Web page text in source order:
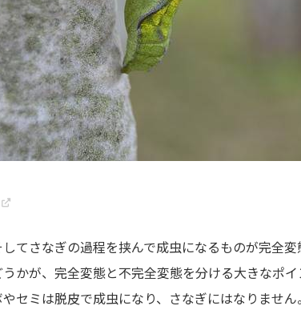
てさなぎの過程を挟んで成虫になるものが完全
かが、完全変態と不完全変態を分ける大きなポ
セミは脱皮で成虫になり、さなぎにはなりません